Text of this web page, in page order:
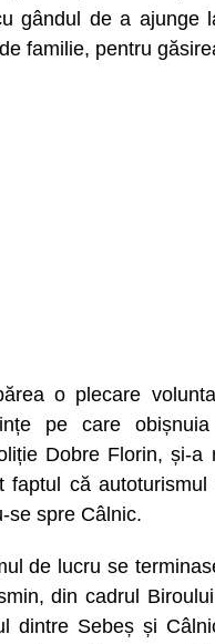
gândul de a ajunge
familie, pentru
o plecare
pe care
Dobre Florin, și-
faptul că
se spre Câlnic.
de lucru se
din cadrul
dintre Sebeș și